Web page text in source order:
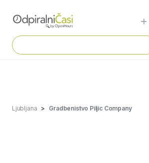
Ljubljana Gradbenistvo Piljic Company